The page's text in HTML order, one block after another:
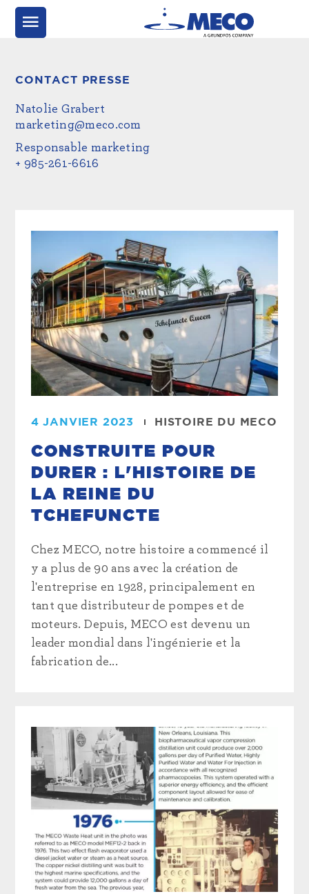
CONTACT PRESSE
Natolie Grabert
marketing@meco.com
Responsable marketing
+ 985-261-6616
4 JANVIER 2023 HISTOIRE DU MECO
CONSTRUITE POUR
DURER : L'HISTOIRE DE
LA REINE DU
TCHEFUNCTE
Chez MECO, notre histoire a commencé il
y a plus de 90 ans avec la création de
l'entreprise en 1928, principalement en
tant que distributeur de pompes et de
moteurs. Depuis, MECO est devenu un
leader mondial dans l'ingénierie et la
fabrication de...